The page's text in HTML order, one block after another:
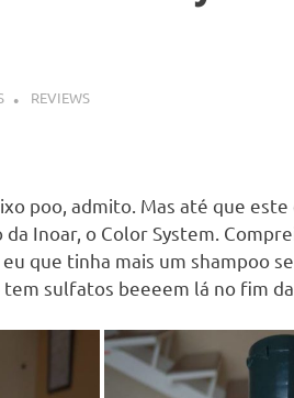
REVIEWS
poo, admito. Mas até que
Inoar, o Color System.
que tinha mais um shampoo
sulfatos beeeem lá no fim